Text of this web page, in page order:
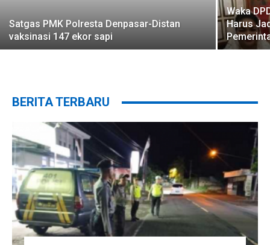
Satgas PMK Polresta Denpasar-Distan
vaksinasi 147 ekor sapi
Waka
Harus
BERITA TERBARU